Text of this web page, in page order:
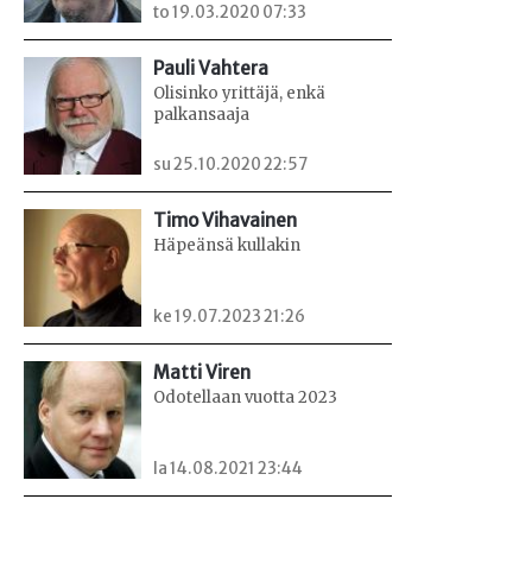
to 19.03.2020 07:33
Pauli Vahtera
Olisinko yrittäjä, enkä
palkansaaja
su 25.10.2020 22:57
Timo Vihavainen
Häpeänsä kullakin
ke 19.07.2023 21:26
Matti Viren
Odotellaan vuotta 2023
la 14.08.2021 23:44